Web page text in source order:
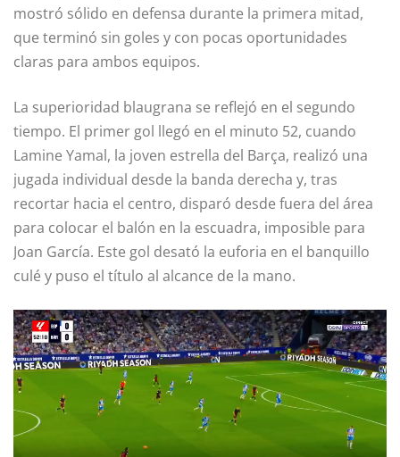
mostró sólido en defensa durante la primera mitad,
que terminó sin goles y con pocas oportunidades
claras para ambos equipos.
La superioridad blaugrana se reflejó en el segundo
tiempo. El primer gol llegó en el minuto 52, cuando
Lamine Yamal, la joven estrella del Barça, realizó una
jugada individual desde la banda derecha y, tras
recortar hacia el centro, disparó desde fuera del área
para colocar el balón en la escuadra, imposible para
Joan García. Este gol desató la euforia en el banquillo
culé y puso el título al alcance de la mano.